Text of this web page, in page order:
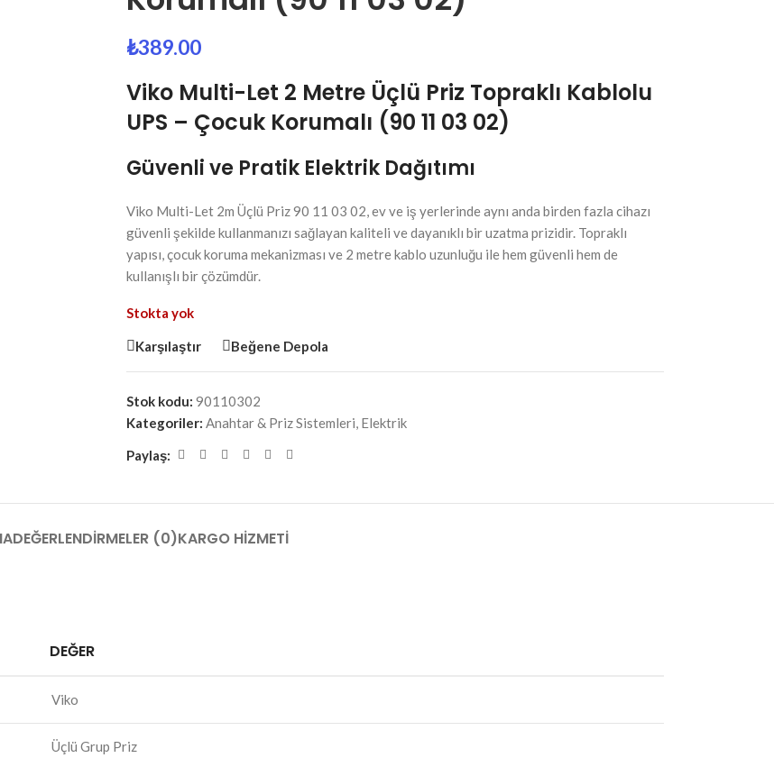
₺389.00
VikoMulti-Let 2 Metre Üçlü Priz Topraklı Kablolu
UPS – Çocuk Korumalı (90 11 03 02)
Güvenli ve Pratik Elektrik Dağıtımı
Viko Multi-Let 2m Üçlü Priz 90 11 03 02, ev ve iş yerlerinde aynı anda birden fazla cihazı
güvenli şekilde kullanmanızı sağlayan kaliteli ve dayanıklı bir uzatma prizidir. Topraklı
yapısı, çocuk koruma mekanizması ve 2 metre kablo uzunluğu ile hem güvenli hem de
kullanışlı bir çözümdür.
Stokta yok
Karşılaştır Beğene Depola
Stok kodu: 90110302
Kategoriler: Anahtar & Priz Sistemleri, Elektrik
Paylaş:
DEĞERLENDIRMELER (0)KARGO HIZMETI
DEĞER
Viko
Üçlü Grup Priz